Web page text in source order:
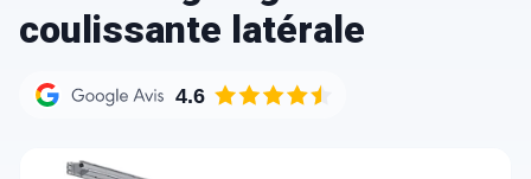
coulissante latérale
4.6